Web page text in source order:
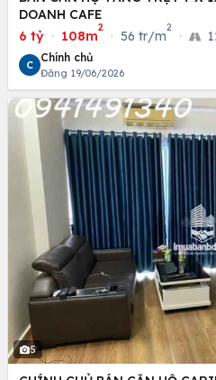
DOANH CAFE
6 tỷ · 108m
2
· 56 tr/m
2
·
C
Chính chủ
Đăng 19/06/2026
5